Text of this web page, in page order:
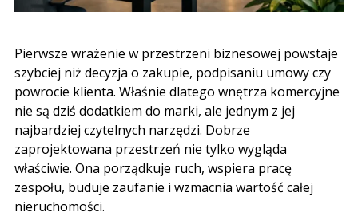
Pierwsze wrażenie w przestrzeni biznesowej powstaje
szybciej niż decyzja o zakupie, podpisaniu umowy czy
powrocie klienta. Właśnie dlatego wnętrza komercyjne
nie są dziś dodatkiem do marki, ale jednym z jej
najbardziej czytelnych narzędzi. Dobrze
zaprojektowana przestrzeń nie tylko wygląda
właściwie. Ona porządkuje ruch, wspiera pracę
zespołu, buduje zaufanie i wzmacnia wartość całej
nieruchomości.